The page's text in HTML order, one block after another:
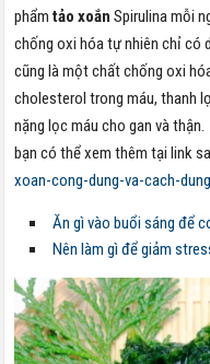
phẩmtảo xoắn Spirulina mỗi
chống oxi hóa tự nhiên chỉ có
cũng là một chất chống oxi
cholesterol trong máu, thanh
nặng lọc máu cho gan và
bạn có thể xem thêm tại link
xoan-cong-dung-va-cach-
Ăn gì vào buổi sáng để
Nên làm gì để giảm